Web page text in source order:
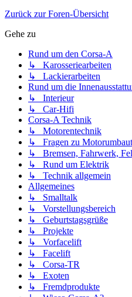
Zurück zur Foren-Übersicht
Gehe zu
Rund um den Corsa-A
↳ Karosseriearbeiten
↳ Lackierarbeiten
Rund um die
↳ Interieur
↳ Car-Hifi
Corsa-A Technik
↳ Motorentechnik
↳ Fragen zu
↳ Bremsen, Fahrwerk,
↳ Rund um Elektrik
↳ Technik allgemein
Allgemeines
↳ Smalltalk
↳ Vorstellungsbereich
↳ Geburtstagsgrüße
↳ Projekte
↳ Vorfacelift
↳ Facelift
↳ Corsa-TR
↳ Exoten
↳ Fremdprodukte